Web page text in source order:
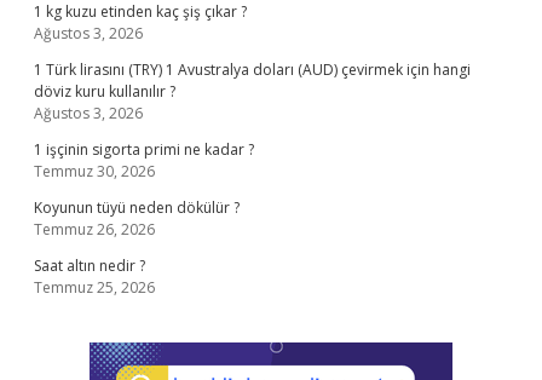
1 kg kuzu etinden kaç şiş çıkar ?
Ağustos 3, 2026
1 Türk lirasını (TRY) 1 Avustralya doları (AUD) çevirmek için hangi
döviz kuru kullanılır ?
Ağustos 3, 2026
1 işçinin sigorta primi ne kadar ?
Temmuz 30, 2026
Koyunun tüyü neden dökülür ?
Temmuz 26, 2026
Saat altın nedir ?
Temmuz 25, 2026